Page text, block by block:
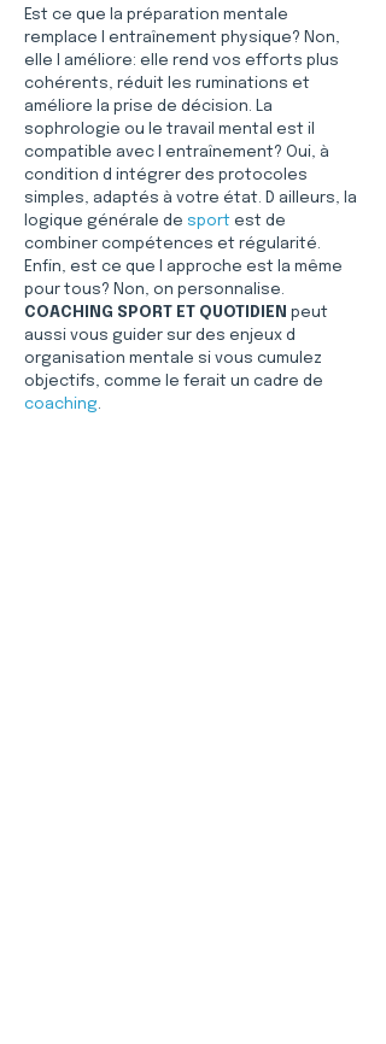
Est ce que la préparation mentale
remplace l entraînement physique? Non,
elle l améliore: elle rend vos efforts plus
cohérents, réduit les ruminations et
améliore la prise de décision. La
sophrologie ou le travail mental est il
compatible avec l entraînement? Oui, à
condition d intégrer des protocoles
simples, adaptés à votre état. D ailleurs, la
logique générale de sport est de
combiner compétences et régularité.
Enfin, est ce que l approche est la même
pour tous? Non, on personnalise.
COACHING SPORT ET QUOTIDIEN peut
aussi vous guider sur des enjeux d
organisation mentale si vous cumulez
objectifs, comme le ferait un cadre de
coaching.